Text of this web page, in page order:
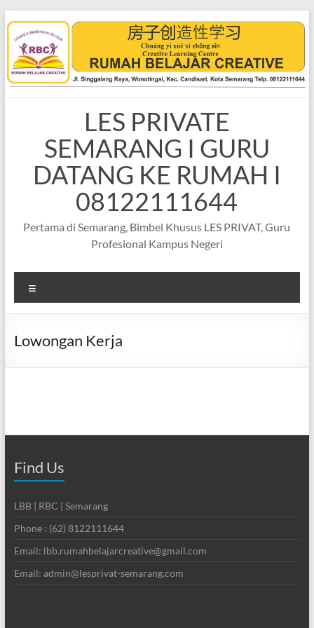
to
content
LES PRIVATE
SEMARANG I GURU
DATANG KE RUMAH I
08122111644
Pertama di Semarang, Bimbel Khusus LES PRIVAT, Guru
Profesional Kampus Negeri
Lowongan Kerja
Find Us
LBB | RBC | Semarang
Phone : (62) 8122111644
Email: lbb.rumahbelajarcreative@gmail.com
Email: admin@lesprivat-semarang.com